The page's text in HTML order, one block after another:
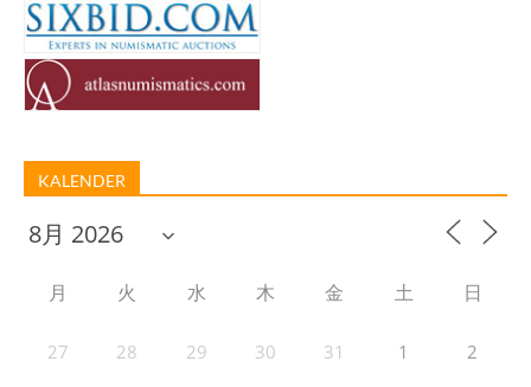
KALENDER
月 火 水 木 金 土 日
27 28 29 30 31 1 2